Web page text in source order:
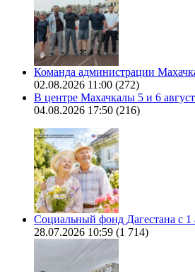
Команда администрации
02.08.2026 11:00 (272)
В центре Махачкалы 5 и 6
04.08.2026 17:50 (216)
Социальный фонд Дагестана с 1
28.07.2026 10:59 (1 714)